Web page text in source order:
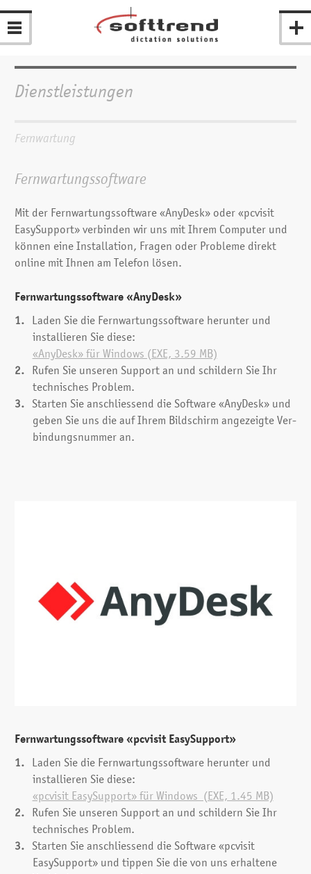
Dienstleistungen
Fernwartung
Fernwartungs­software
Mit der Fern­wartungs­software «AnyDesk» oder «pcvisit
EasySupport» verbinden wir uns mit Ihrem Computer und
können eine Installation, Fragen oder Probleme direkt
online mit Ihnen am Telefon lösen.
Fernwartungssoftware «AnyDesk»
Laden Sie die Fern­wartungs­software herunter und
installieren Sie diese:
«AnyDesk» für Windows (EXE, 3.59 MB)
Rufen Sie unseren Support an und schildern Sie Ihr
technisches Problem.
Starten Sie anschliessend die Software «AnyDesk» und
geben Sie uns die auf Ihrem Bildschirm angezeigte Ver­
bindungs­nummer an.
Fernwartungssoftware «pcvisit EasySupport»
Laden Sie die Fern­wartungs­software herunter und
installieren Sie diese:
«pcvisit EasySupport» für Windows (EXE, 1.45 MB)
Rufen Sie unseren Support an und schildern Sie Ihr
technisches Problem.
Starten Sie anschliessend die Software «pcvisit
EasySupport» und tippen Sie die von uns erhaltene